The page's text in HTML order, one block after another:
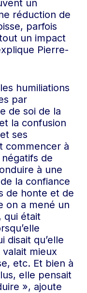
un
réduction de
parfois
un impact
Pierre-
humiliations
par
de soi de la
la confusion
ses
commencer à
de
à une
la confiance
de honte et de
on a mené un
qui était
disait qu’elle
valait mieux
etc. Et bien à
elle pensait
», ajoute